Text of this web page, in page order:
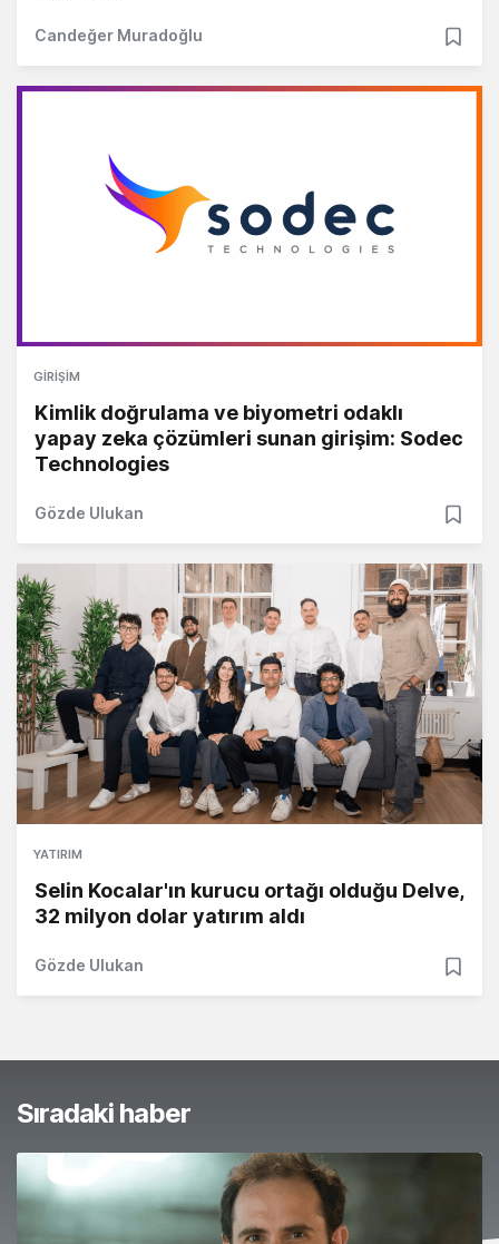
Candeğer Muradoğlu
GIRIŞIM
Kimlik doğrulama ve biyometri odaklı
yapay zeka çözümleri sunan girişim: Sodec
Technologies
Gözde Ulukan
YATIRIM
Selin Kocalar'ın kurucu ortağı olduğu Delve,
32 milyon dolar yatırım aldı
Gözde Ulukan
Sıradaki haber